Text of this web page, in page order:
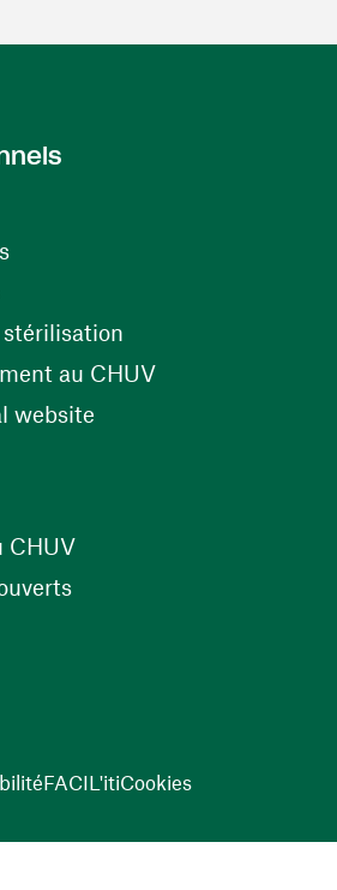
(ouvre une nouvelle fenêtre)
au CHUV(ouvre une
website
CHUV(ouvre une nouvelle
(ouvre une nouvelle
FACIL'itiCookies